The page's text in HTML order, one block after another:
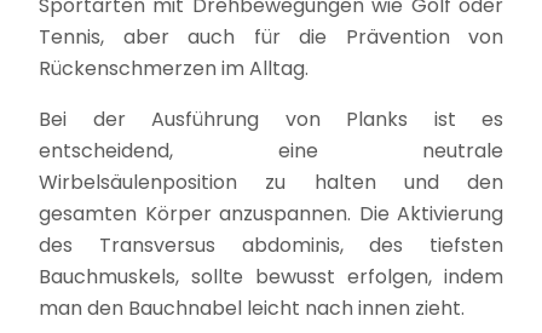
Tennis, aber auch für die Prävention von
Rückenschmerzen im Alltag.
Bei der Ausführung von Planks ist es
entscheidend, eine neutrale
Wirbelsäulenposition zu halten und den
gesamten Körper anzuspannen. Die Aktivierung
des Transversus abdominis, des tiefsten
Bauchmuskels, sollte bewusst erfolgen, indem
man den Bauchnabel leicht nach innen zieht.